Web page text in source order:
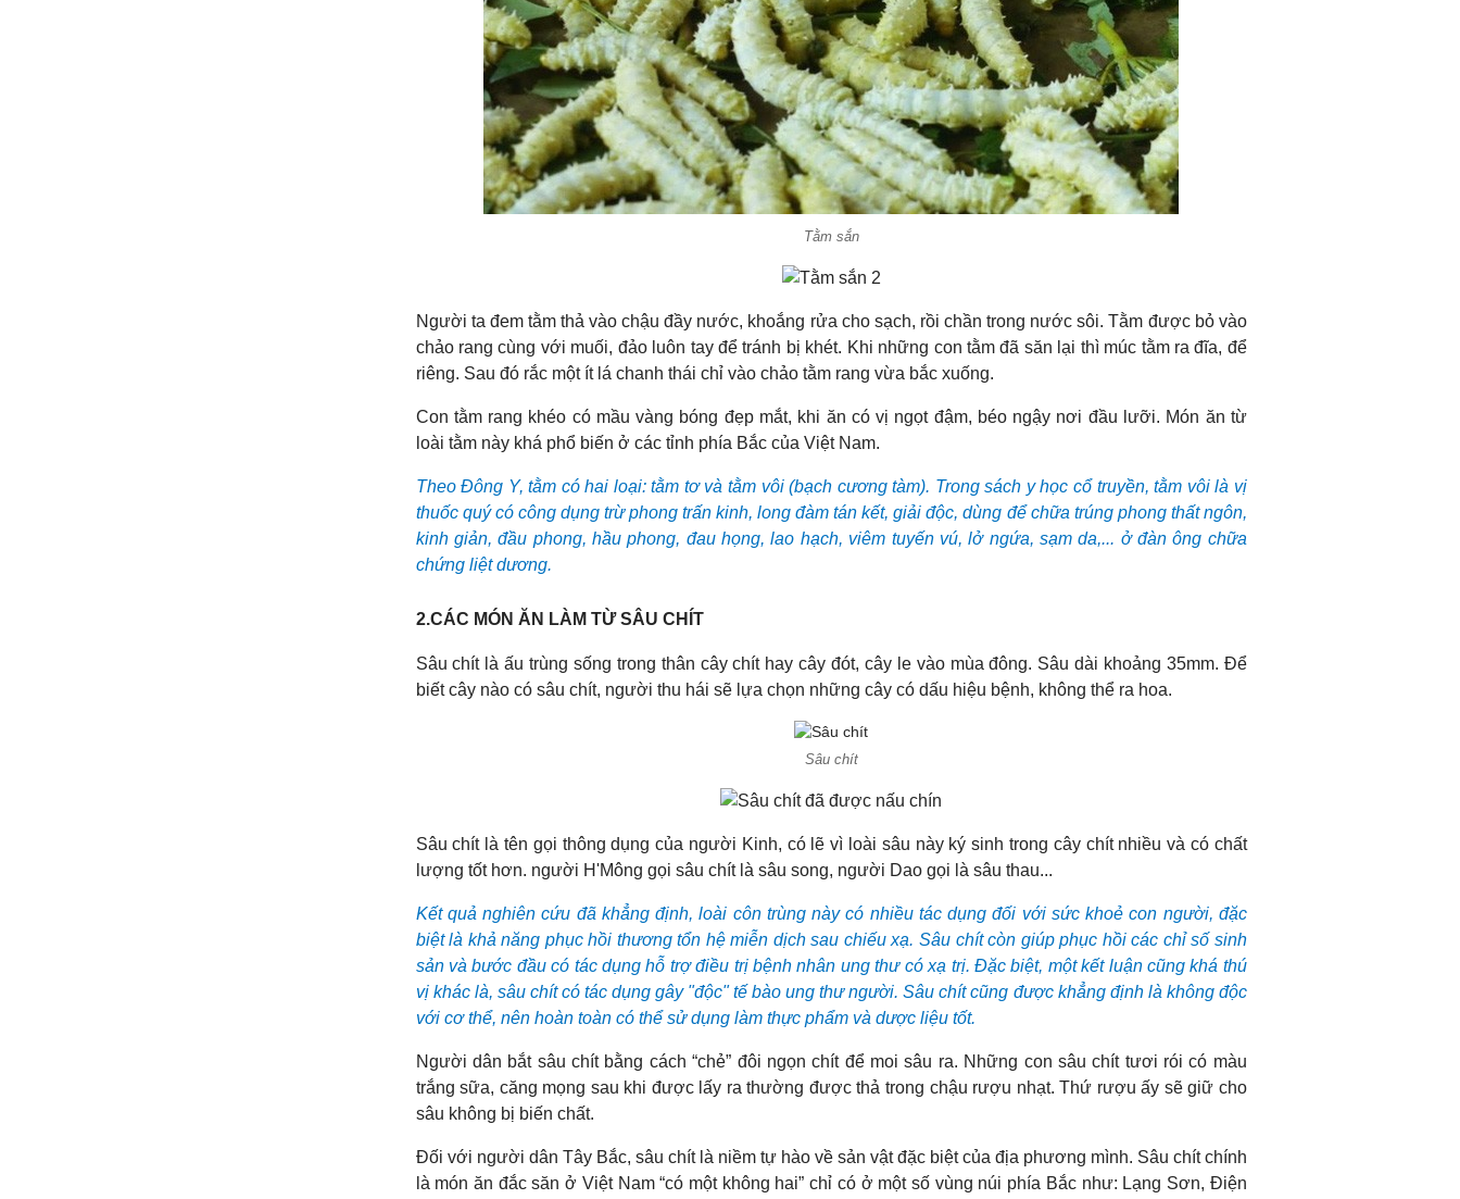
Tằm sắn
Người ta đem tằm thả vào chậu đầy nước, khoắng rửa cho sạch, rồi chần trong nước sôi. Tằm được bỏ vào
chảo rang cùng với muối, đảo luôn tay để tránh bị khét. Khi những con tằm đã săn lại thì múc tằm ra đĩa, để
riêng. Sau đó rắc một ít lá chanh thái chỉ vào chảo tằm rang vừa bắc xuống.
Con tằm rang khéo có mầu vàng bóng đẹp mắt, khi ăn có vị ngọt đậm, béo ngậy nơi đầu lưỡi. Món ăn từ
loài tằm này khá phổ biến ở các tỉnh phía Bắc của Việt Nam.
Theo Đông Y, tằm có hai loại: tằm tơ và tằm vôi (bạch cương tàm). Trong sách y học cổ truyền, tằm vôi là vị
thuốc quý có công dụng trừ phong trấn kinh, long đàm tán kết, giải độc, dùng để chữa trúng phong thất ngôn,
kinh giản, đầu phong, hầu phong, đau họng, lao hạch, viêm tuyến vú, lở ngứa, sạm da,... ở đàn ông chữa
chứng liệt dương.
2.CÁC MÓN ĂN LÀM TỪ SÂU CHÍT
Sâu chít là ấu trùng sống trong thân cây chít hay cây đót, cây le vào mùa đông. Sâu dài khoảng 35mm. Để
biết cây nào có sâu chít, người thu hái sẽ lựa chọn những cây có dấu hiệu bệnh, không thể ra hoa.
Sâu chít
Sâu chít là tên gọi thông dụng của người Kinh, có lẽ vì loài sâu này ký sinh trong cây chít nhiều và có chất
lượng tốt hơn. người H'Mông gọi sâu chít là sâu song, người Dao gọi là sâu thau...
Kết quả nghiên cứu đã khẳng định, loài côn trùng này có nhiều tác dụng đối với sức khoẻ con người, đặc
biệt là khả năng phục hồi thương tổn hệ miễn dịch sau chiếu xạ. Sâu chít còn giúp phục hồi các chỉ số sinh
sản và bước đầu có tác dụng hỗ trợ điều trị bệnh nhân ung thư có xạ trị. Đặc biệt, một kết luận cũng khá thú
vị khác là, sâu chít có tác dụng gây "độc" tế bào ung thư người. Sâu chít cũng được khẳng định là không độc
với cơ thể, nên hoàn toàn có thể sử dụng làm thực phẩm và dược liệu tốt.
Người dân bắt sâu chít bằng cách “chẻ” đôi ngọn chít để moi sâu ra. Những con sâu chít tươi rói có màu
trắng sữa, căng mọng sau khi được lấy ra thường được thả trong chậu rượu nhạt. Thứ rượu ấy sẽ giữ cho
sâu không bị biến chất.
Đối với người dân Tây Bắc, sâu chít là niềm tự hào về sản vật đặc biệt của địa phương mình. Sâu chít chính
là món ăn đắc săn ở Việt Nam “có một không hai” chỉ có ở một số vùng núi phía Bắc như: Lạng Sơn, Điện